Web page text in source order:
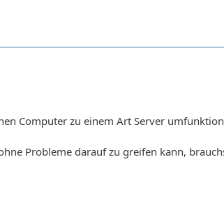
Computer zu einem Art Server
Probleme darauf zu greifen kann,